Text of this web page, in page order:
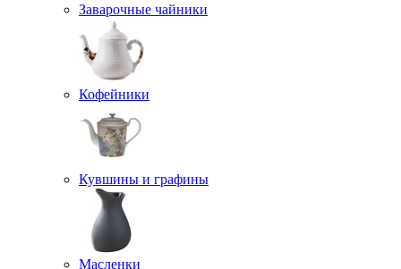
Заварочные чайники
Кофейники
Кувшины и графины
Масленки